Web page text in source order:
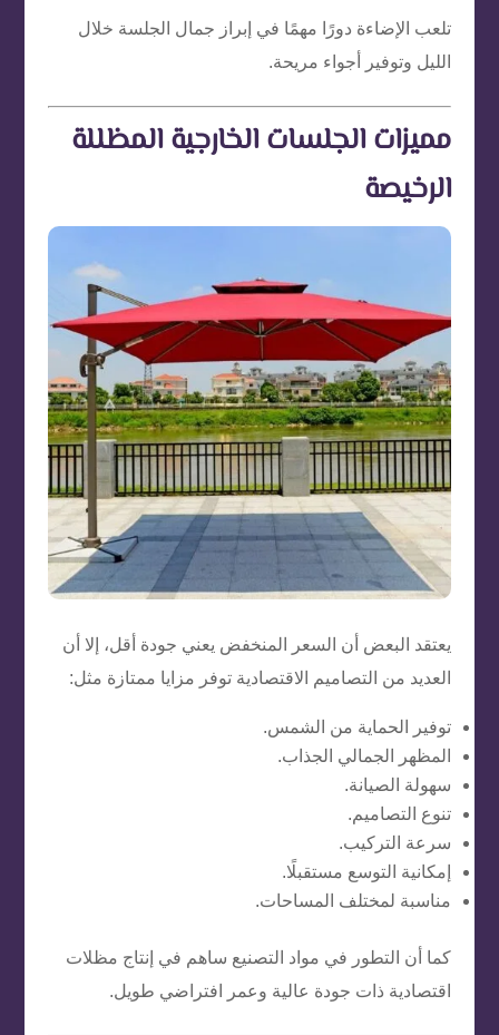
تلعب الإضاءة دورًا مهمًا في إبراز جمال الجلسة خلال
الليل وتوفير أجواء مريحة.
مميزات الجلسات الخارجية المظللة
الرخيصة
يعتقد البعض أن السعر المنخفض يعني جودة أقل، إلا أن
العديد من التصاميم الاقتصادية توفر مزايا ممتازة مثل:
توفير الحماية من الشمس.
المظهر الجمالي الجذاب.
سهولة الصيانة.
تنوع التصاميم.
سرعة التركيب.
إمكانية التوسع مستقبلًا.
مناسبة لمختلف المساحات.
كما أن التطور في مواد التصنيع ساهم في إنتاج مظلات
اقتصادية ذات جودة عالية وعمر افتراضي طويل.